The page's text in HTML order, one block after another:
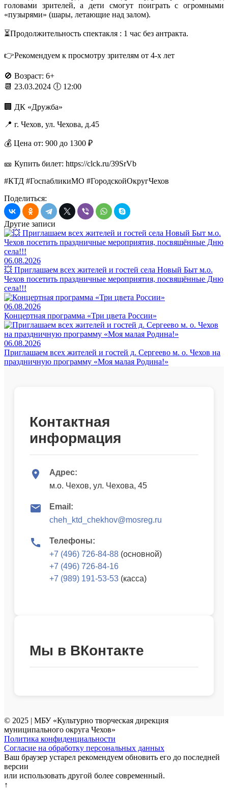
головами зрителей, а дети смогут поиграть с огромными
«пузырями» (шары, летающие над залом).
⏳Продолжительность спектакля : 1 час без антракта.
👉Рекомендуем к просмотру зрителям от 4-х лет
🚫 Возраст: 6+
📆 23.03.2024 🕕 12:00
🏢 ДК «Дружба»
📍 г. Чехов, ул. Чехова, д.45
💰 Цена от: 900 до 1300 ₽
🎫 Купить билет: https://clck.ru/39SrVb
#КТД #ГоспабликиМО #ГородскойОкругЧехов
Поделиться:
Другие записи
06.08.2026
💥 Приглашаем всех жителей и гостей села Новый Быт м.о.
Чехов посетить праздничные мероприятия, посвящённые Дню
села!!!
06.08.2026
Концертная программа «Три цвета России»
06.08.2026
Приглашаем всех жителей и гостей д. Сергеево м. о. Чехов на
праздничную программу «Моя малая Родина!»
Контактная
информация
Адрес:
м.о. Чехов, ул. Чехова, 45
Email:
cheh_ktd_chekhov@mosreg.ru
Телефоны:
+7 (496) 726-84-88 (основной)
+7 (496) 726-84-16
+7 (989) 191-53-53 (касса)
Мы в ВКонтакте
© 2025 | МБУ «Культурно творческая дирекция
муниципального округа Чехов»
Политика конфиденциальности
Согласие на обработку персональных данных
Ваш браузер устарел рекомендуем обновить его до последней
версии
или использовать другой более современный.
↑